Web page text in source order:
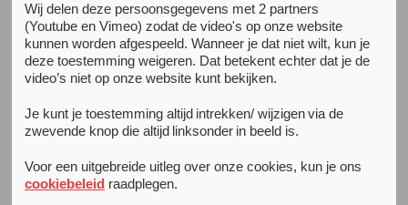
Ervaringsverhaal van Nikki
Interview met Nikki – deelnemer aan de
training Time4U
“Waar ik nog het meeste aan had, was het luisteren
naar verhalen van mijn lotgenootjes. Ik werd uiteindelijk
Mijn moeder begon van de ene op de andere dag steeds
Wij delen deze persoonsgegevens met 2 partners
(Youtube en Vimeo) zodat de video's op onze website
kunnen worden afgespeeld. Wanneer je dat niet wilt, kun je
deze toestemming weigeren. Dat betekent echter dat je de
video’s niet op onze website kunt bekijken.
Je kunt je toestemming altijd intrekken/ wijzigen via de
zwevende knop die altijd linksonder in beeld is.
Voor een uitgebreide uitleg over onze cookies, kun je ons
cookiebeleid raadplegen.